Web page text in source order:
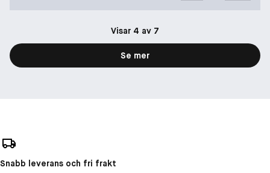
Visar 4 av 7
Se mer
Snabb leverans och fri frakt